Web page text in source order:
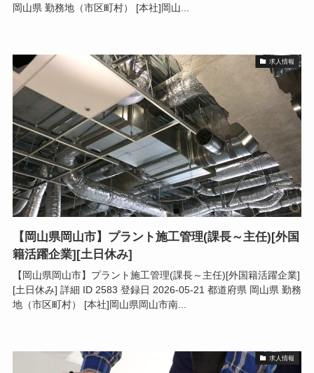
岡山県 勤務地（市区町村） [本社]岡山...
求人情報
【岡山県岡山市】プラント施工管理(課長～主任)[外国
籍活躍企業][土日休み]
【岡山県岡山市】プラント施工管理(課長～主任)[外国籍活躍企業]
[土日休み] 詳細 ID 2583 登録日 2026-05-21 都道府県 岡山県 勤務
地（市区町村） [本社]岡山県岡山市南...
求人情報